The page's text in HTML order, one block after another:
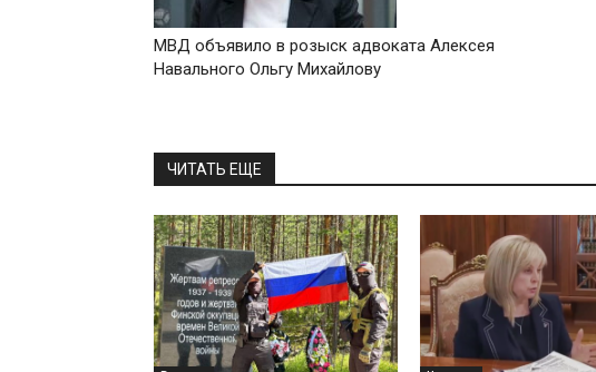
МВД объявило в розыск адвоката Алексея
Навального Ольгу Михайлову
ЧИТАТЬ ЕЩЕ